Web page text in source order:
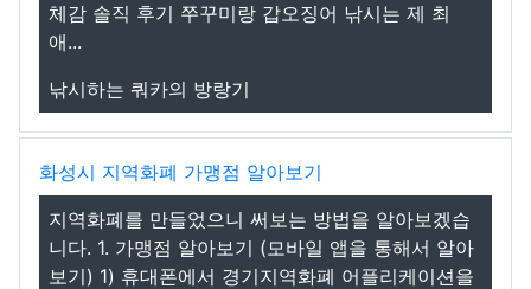
체감 솔직 후기 쭈꾸미랑 갑오징어 낚시는 제 최
애...
낚시하는 쿼카의 방랑기
화성시 지역화폐 가맹점 알아보기
지역화폐를 만들었으니 써보는 방법을 알아보겠습
니다. 1. 가맹점 알아보기 (모바일 앱을 통해서 알아
보기) 1) 휴대폰에서 경기지역화폐 어플리케이션을